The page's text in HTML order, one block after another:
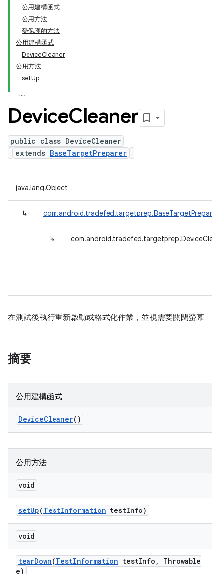
公用建構函式
公用方法
受保護的方法
公用建構函式
DeviceCleaner
公用方法
setUp
DeviceCleaner
public class DeviceCleaner
extends BaseTargetPreparer
java.lang.Object
↳ com.android.tradefed.targetprep.BaseTargetPreparer
↳
在測試後執行重新啟動或格式化作業，並視需要關閉螢幕
摘要
公用建構函式
DeviceCleaner()
公用方法
void
setUp(TestInformation testInfo)
void
tearDown(TestInformation testInfo ,
Throwable
e)